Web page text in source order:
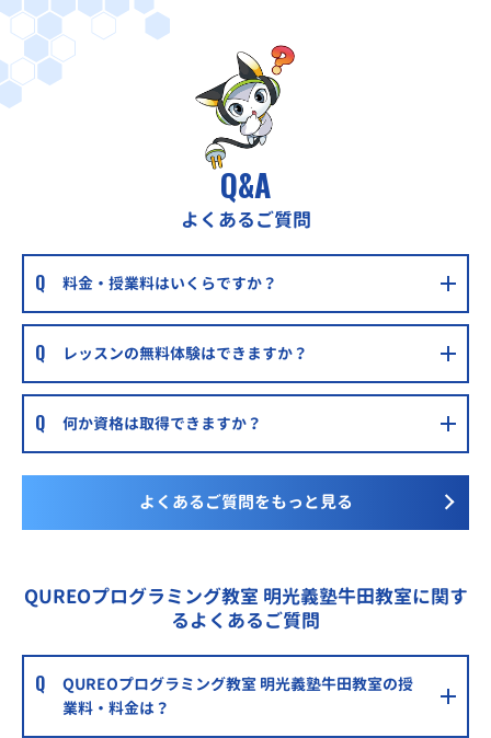
Q&A
よくあるご質問
料金・授業料はいくらですか？
レッスンの無料体験はできますか？
何か資格は取得できますか？
よくあるご質問をもっと見る
QUREOプログラミング教室 明光義塾牛田教室に関す
るよくあるご質問
QUREOプログラミング教室 明光義塾牛田教室の授
業料・料金は？